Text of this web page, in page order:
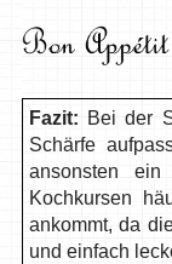
Fazit: Bei der
Schärfe
ansonsten
Kochkursen
ankommt, da
und einfach